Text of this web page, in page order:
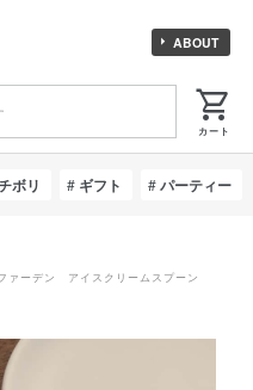
ABOUT
ボリ ギフト パーティー
ァーデン アイスクリームスプーン